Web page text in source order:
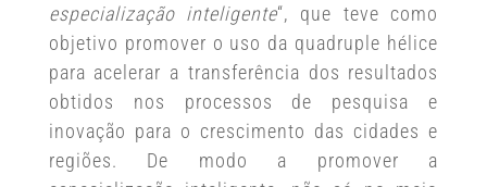
especialização inteligente“, que teve como
objetivo promover o uso da quadruple hélice
para acelerar a transferência dos resultados
obtidos nos processos de pesquisa e
inovação para o crescimento das cidades e
regiões. De modo a promover a